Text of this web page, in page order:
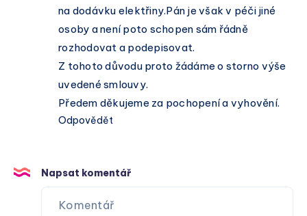
na dodávku elektřiny.Pán je však v péči jiné
osoby a není poto schopen sám řádně
rozhodovat a podepisovat.
Z tohoto důvodu proto žádáme o storno výše
uvedené smlouvy.
Předem děkujeme za pochopení a vyhovění.
Odpovědět
Napsat komentář